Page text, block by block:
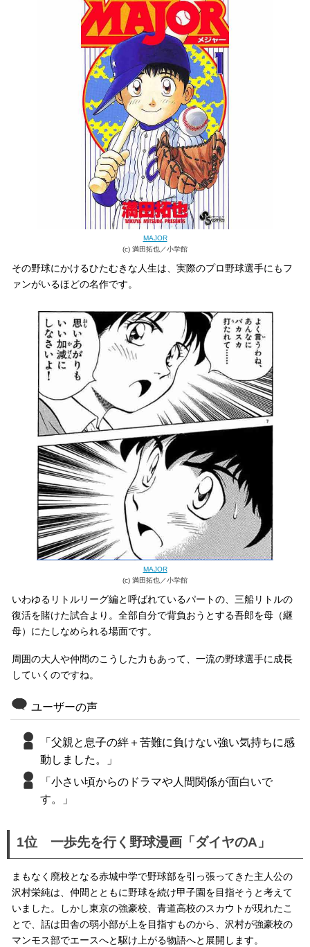
MAJOR
(c) 満田拓也／小学館
その野球にかけるひたむきな人生は、実際のプロ野球選手にもフ
ァンがいるほどの名作です。
MAJOR
(c) 満田拓也／小学館
いわゆるリトルリーグ編と呼ばれているパートの、三船リトルの
復活を賭けた試合より。全部自分で背負おうとする吾郎を母（継
母）にたしなめられる場面です。
周囲の大人や仲間のこうした力もあって、一流の野球選手に成長
していくのですね。
ユーザーの声
「父親と息子の絆＋苦難に負けない強い気持ちに感
動しました。」
「小さい頃からのドラマや人間関係が面白いで
す。」
1位 一歩先を行く野球漫画「ダイヤのA」
まもなく廃校となる赤城中学で野球部を引っ張ってきた主人公の
沢村栄純は、仲間とともに野球を続け甲子園を目指そうと考えて
いました。しかし東京の強豪校、青道高校のスカウトが現れたこ
とで、話は田舎の弱小部が上を目指すものから、沢村が強豪校の
マンモス部でエースへと駆け上がる物語へと展開します。